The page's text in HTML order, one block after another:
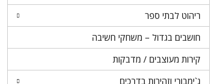
ריהוט לבתי ספר
חושבים בגדול – משחקי חשיבה
קירות מעוצבים / מדבקות
ג`ימבורי וזהירות בדרכים